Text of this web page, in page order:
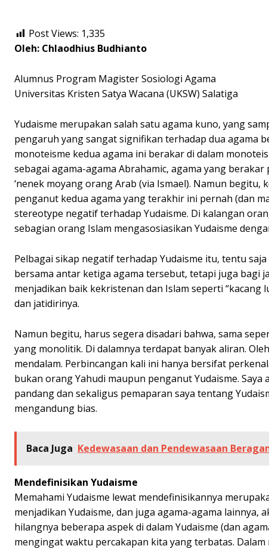
Post Views: 1,335
Oleh: Chlaodhius Budhianto
Alumnus Program Magister Sosiologi Agama
Universitas Kristen Satya Wacana (UKSW) Salatiga
Yudaisme merupakan salah satu agama kuno, yang
pengaruh yang sangat signifikan terhadap dua agama
monoteisme kedua agama ini berakar di dalam
sebagai agama-agama Abrahamic, agama yang berakar
‘nenek moyang orang Arab (via Ismael). Namun
penganut kedua agama yang terakhir ini pernah (dan
stereotype negatif terhadap Yudaisme. Di kalangan
sebagian orang Islam mengasosiasikan Yudaisme
Pelbagai sikap negatif terhadap Yudaisme itu, tentu
bersama antar ketiga agama tersebut, tetapi juga bagi
menjadikan baik kekristenan dan Islam seperti
dan jatidirinya.
Namun begitu, harus segera disadari bahwa, sama
yang monolitik. Di dalamnya terdapat banyak aliran.
mendalam. Perbincangan kali ini hanya bersifat
bukan orang Yahudi maupun penganut Yudaisme.
pandang dan sekaligus pemaparan saya tentang
mengandung bias.
Baca Juga Kedewasaan dan Pendewasaan
Mendefinisikan Yudaisme
Memahami Yudaisme lewat mendefinisikannya
menjadikan Yudaisme, dan juga agama-agama lainnya,
hilangnya beberapa aspek di dalam Yudaisme (dan
mengingat waktu percakapan kita yang terbatas.